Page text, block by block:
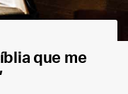
que me